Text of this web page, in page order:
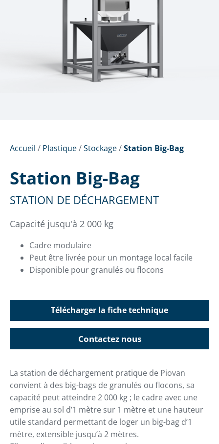
Accueil / Plastique/Stockage/Station Big-Bag
Station Big-Bag
STATION DE DÉCHARGEMENT
Capacité jusqu'à 2 000 kg
Cadre modulaire
Peut être livrée pour un montage local facile
Disponible pour granulés ou flocons
Télécharger la fiche technique
Contactez nous
La station de déchargement pratique de Piovan
convient à des big-bags de granulés ou flocons, sa
capacité peut atteindre 2 000 kg ; le cadre avec une
emprise au sol d’1 mètre sur 1 mètre et une hauteur
utile standard permettant de loger un big-bag d’1
mètre, extensible jusqu’à 2 mètres.